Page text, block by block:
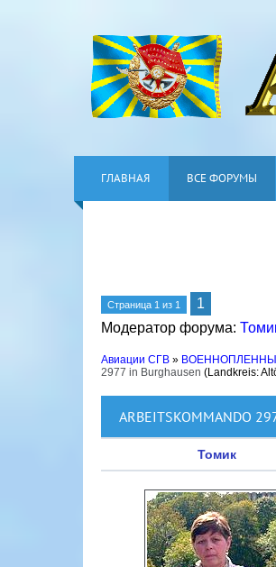
ГЛАВНАЯ ВСЕ ФОРУМЫ
Страница 1 из 1
1
Модератор форума:
Авиации СГВ »
2977 in Burghausen (Landkreis:
ARBEITSKOMMANDO
Томик